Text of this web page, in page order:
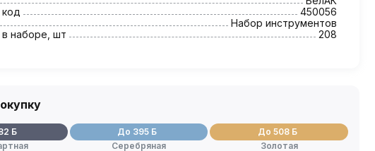
код
450056
Набор инструментов
наборе, шт
208
Б
До 395 Б
Серебряная
До 508 Б
Золотая